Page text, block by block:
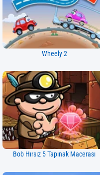
Wheely 2
Bob Hırsız 5 Tapınak Macerası